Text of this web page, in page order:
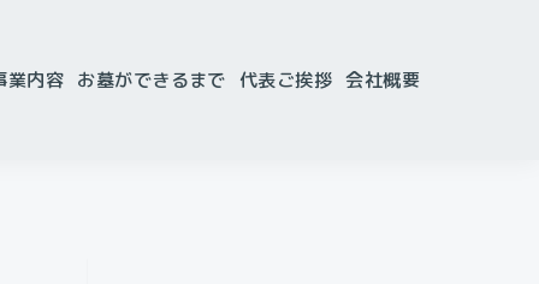
業内容 お墓ができるまで 代表ご挨拶 会社概要